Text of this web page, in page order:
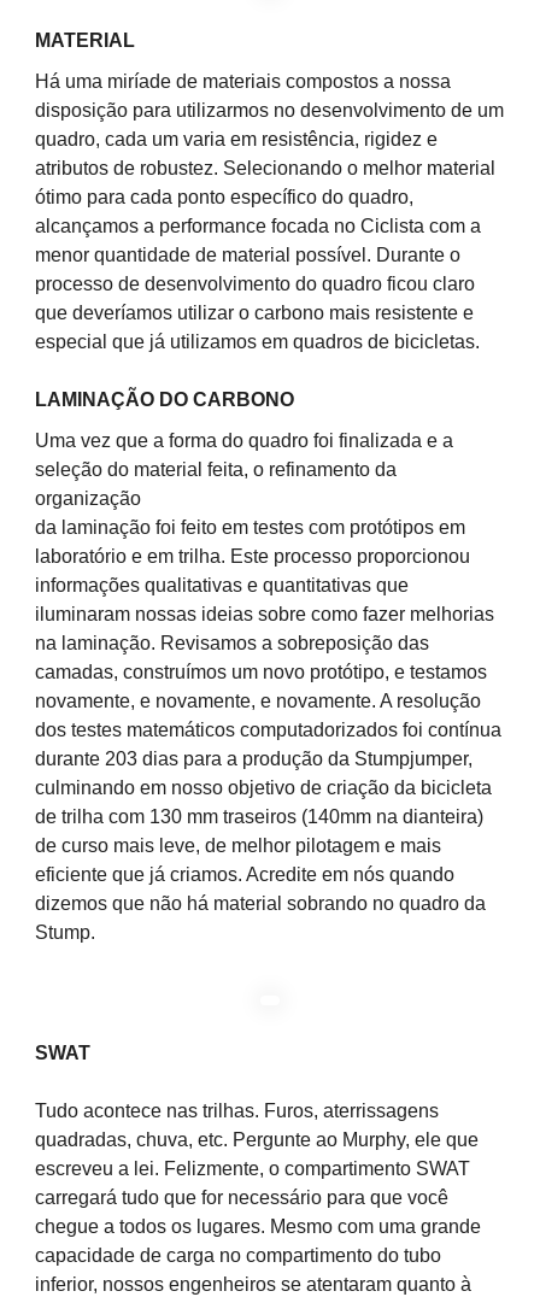
MATERIAL
Há uma miríade de materiais compostos a nossa
disposição para utilizarmos no desenvolvimento de um
quadro, cada um varia em resistência, rigidez e
atributos de robustez. Selecionando o melhor material
ótimo para cada ponto específico do quadro,
alcançamos a performance focada no Ciclista com a
menor quantidade de material possível. Durante o
processo de desenvolvimento do quadro ficou claro
que deveríamos utilizar o carbono mais resistente e
especial que já utilizamos em quadros de bicicletas.
LAMINAÇÃO DO CARBONO
Uma vez que a forma do quadro foi finalizada e a
seleção do material feita, o refinamento da
organização
da laminação foi feito em testes com protótipos em
laboratório e em trilha. Este processo proporcionou
informações qualitativas e quantitativas que
iluminaram nossas ideias sobre como fazer melhorias
na laminação. Revisamos a sobreposição das
camadas, construímos um novo protótipo, e testamos
novamente, e novamente, e novamente. A resolução
dos testes matemáticos computadorizados foi contínua
durante 203 dias para a produção da Stumpjumper,
culminando em nosso objetivo de criação da bicicleta
de trilha com 130 mm traseiros (140mm na dianteira)
de curso mais leve, de melhor pilotagem e mais
eficiente que já criamos. Acredite em nós quando
dizemos que não há material sobrando no quadro da
Stump.
SWAT
Tudo acontece nas trilhas. Furos, aterrissagens
quadradas, chuva, etc. Pergunte ao Murphy, ele que
escreveu a lei. Felizmente, o compartimento SWAT
carregará tudo que for necessário para que você
chegue a todos os lugares. Mesmo com uma grande
capacidade de carga no compartimento do tubo
inferior, nossos engenheiros se atentaram quanto à